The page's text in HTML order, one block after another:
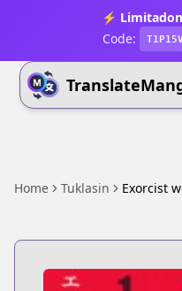
⚡
Code:
Home Tuklasin Exorcist